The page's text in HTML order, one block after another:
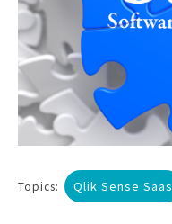
Topics: Qlik Sense Saas